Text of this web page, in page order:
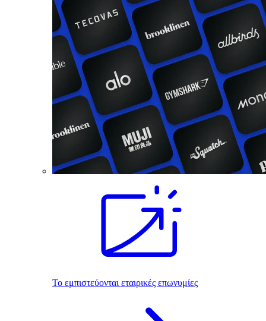
Το εμπιστεύονται εταιρικές επωνυμίες